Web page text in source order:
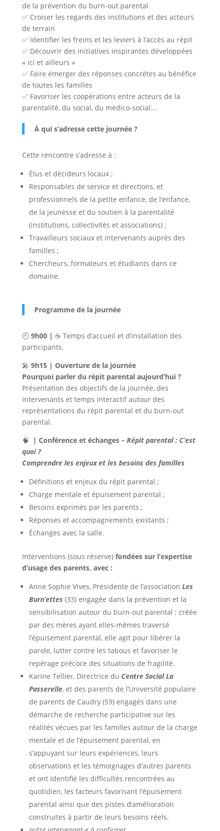
de la prévention du burn-out parental
✅ Croiser les regards des institutions et des acteurs
de terrain
✅ Identifier les freins et les leviers à l’accès au répit
✅ Découvrir des initiatives inspirantes développées
« ici et ailleurs »
✅ Faire émerger des réponses concrètes au bénéfice
de toutes les familles
✅ Favoriser les coopérations entre acteurs de la
parentalité, du social, du médico-social…
À qui s’adresse cette journée ?
Cette rencontre s’adresse à :
Élus et décideurs locaux ;
Responsables de service et directions, et
professionnels de la petite enfance, de l’enfance,
de la jeunesse et du soutien à la parentalité
(institutions, collectivités et associations) ;
Travailleurs sociaux et intervenants auprès des
familles ;
Chercheurs, formateurs et étudiants dans ce
domaine.
Programme de la journée
🕘 9h00 | ☕ Temps d’accueil et d’installation des
participants.
🎤 9h15 | Ouverture de la journée
Pourquoi parler du répit parental aujourd’hui ?
Présentation des objectifs de la journée, des
intervenants et temps interactif autour des
représentations du répit parental et du burn-out
parental.
🧠
| Conférence et échanges – Répit parental : C’est
quoi ?
Comprendre les enjeux et les besoins des familles
Définitions et enjeux du répit parental ;
Charge mentale et épuisement parental ;
Besoins exprimés par les parents ;
Réponses et accompagnements existants ;
Échanges avec la salle.
Interventions (sous réserve) fondées sur l’expertise
d’usage des parents, avec :
Anne Sophie Vives, Présidente de l’association Les
Burn’ettes (33) engagée dans la prévention et la
sensibilisation autour du burn-out parental ; créée
par des mères ayant elles-mêmes traversé
l’épuisement parental, elle agit pour libérer la
parole, lutter contre les tabous et favoriser le
repérage précoce des situations de fragilité.
Karine Tellier, Directrice du Centre Social La
Passerelle, et des parents de l’Université populaire
de parents de Caudry (59) engagés dans une
démarche de recherche participative sur les
réalités vécues par les familles autour de la charge
mentale et de l’épuisement parental, en
s’appuyant sur leurs expériences, leurs
observations et les témoignages d’autres parents
et ont identifié les difficultés rencontrées au
quotidien, les facteurs favorisant l’épuisement
parental ainsi que des pistes d’amélioration
construites à partir de leurs besoins réels.